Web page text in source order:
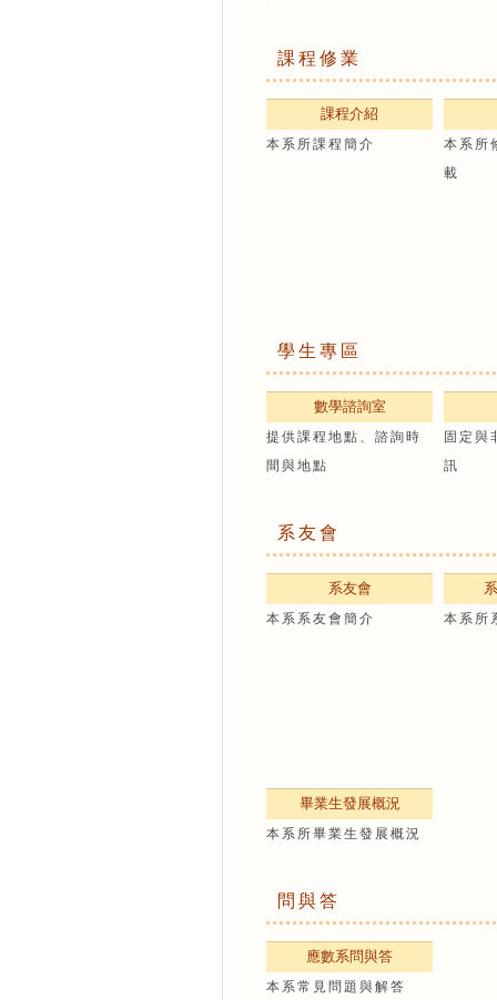
課程修業
課程介紹
本系所課程簡介
本系所
載
學生專區
數學諮詢室
提供課程地點、諮詢時
間與地點
固定與
訊
系友會
系友會
本系系友會簡介 本系所
畢業生發展概況
本系所畢業生發展概況
問與答
應數系問與答
本系常見問題與解答